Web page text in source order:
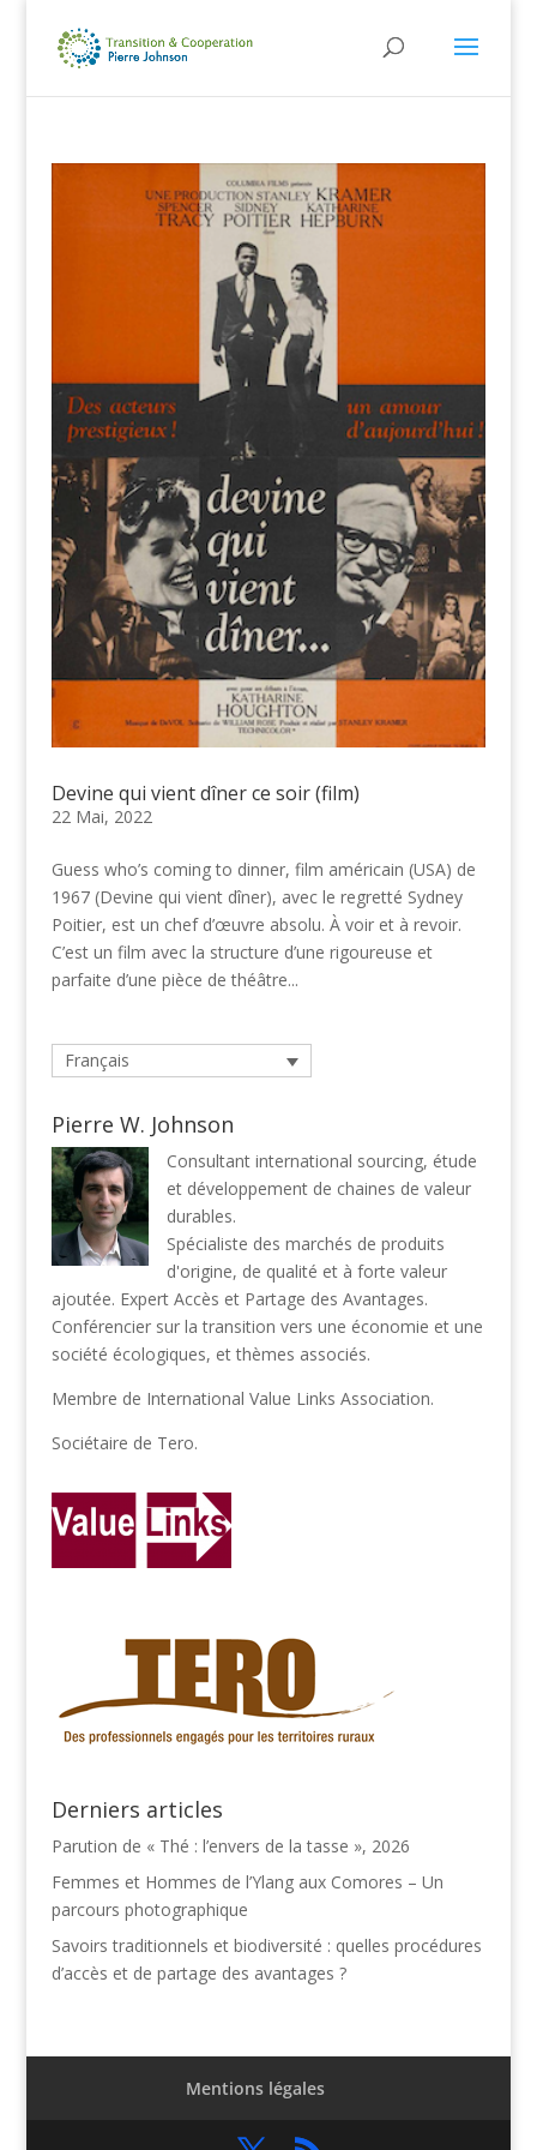
Devine qui vient dîner ce soir (film)
22 Mai, 2022
Guess who’s coming to dinner, film américain (USA) de
1967 (Devine qui vient dîner), avec le regretté Sydney
Poitier, est un chef d’œuvre absolu. À voir et à revoir.
C’est un film avec la structure d’une rigoureuse et
parfaite d’une pièce de théâtre...
Français
Pierre W. Johnson
Consultant international sourcing, étude
et développement de chaines de valeur
durables.
Spécialiste des marchés de produits
d'origine, de qualité et à forte valeur
ajoutée. Expert Accès et Partage des Avantages.
Conférencier sur la transition vers une économie et une
société écologiques, et thèmes associés.
Membre de International Value Links Association.
Sociétaire de Tero.
Derniers articles
Parution de « Thé : l’envers de la tasse », 2026
Femmes et Hommes de l’Ylang aux Comores – Un
parcours photographique
Savoirs traditionnels et biodiversité : quelles procédures
d’accès et de partage des avantages ?
Mentions légales